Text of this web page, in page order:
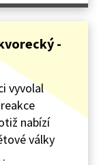
-
vyvolal
nabízí
války